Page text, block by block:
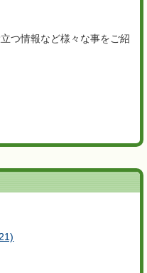
つ情報など様々な事をご紹